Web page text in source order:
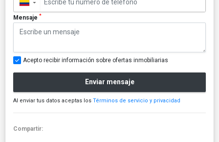
▼
Mensaje *
Acepto recibir información sobre ofertas inmobiliarias
Enviar mensaje
Al enviar tus datos aceptas los Términos de servicio y privacidad
Compartir: